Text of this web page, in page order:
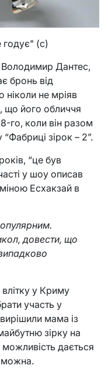
годує" (с)
Володимир Дантес,
бронь від
ніколи не мріяв
що його обличчя
го, коли він разом
зірок – 2”.
“це був
у шоу описав
Есхакзай в
довести, що
у Криму
участь у
мама із
зірку на
дається
можна.